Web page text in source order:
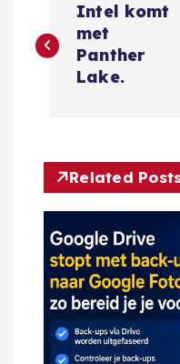
e
c
h
n
Intel komt
met
Panther
Lake.
Related